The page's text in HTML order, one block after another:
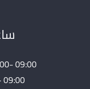
09:00 -17:00 ( الاحد – الاربعاء )
09:00 -14:00 ( الخميس )